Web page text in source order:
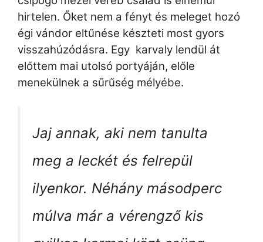
hirtelen. Őket nem a fényt és meleget hozó
égi vándor eltűnése készteti most gyors
visszahúzódásra. Egy karvaly lendül át
előttem mai utolsó portyáján, előle
menekülnek a sűrűség mélyébe.
Jaj annak, aki nem tanulta
meg a leckét és felrepül
ilyenkor. Néhány másodperc
múlva már a vérengző kis